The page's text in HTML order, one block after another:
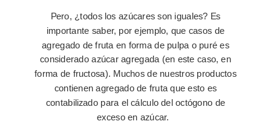
Pero, ¿todos los azúcares son iguales? Es
importante saber, por ejemplo, que casos de
agregado de fruta en forma de pulpa o puré es
considerado azúcar agregada (en este caso, en
forma de fructosa). Muchos de nuestros productos
contienen agregado de fruta que esto es
contabilizado para el cálculo del octógono de
exceso en azúcar.